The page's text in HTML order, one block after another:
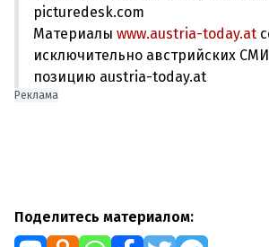
picturedesk.com
Материалы www.austria-today.at
исключительно австрийских
позицию austria-today.at
Реклама
Поделитесь материалом: